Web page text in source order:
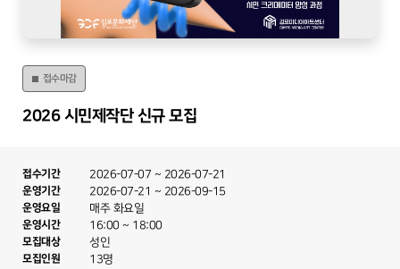
접수마감
2026 시민제작단 신규 모집
접수기간 2026-07-07 ~ 2026-07-21
운영기간 2026-07-21 ~ 2026-09-15
운영요일 매주 화요일
운영시간 16:00 ~ 18:00
모집대상 성인
모집인원 13명